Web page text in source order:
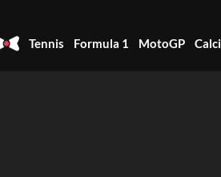
Tennis Formula 1 MotoGP